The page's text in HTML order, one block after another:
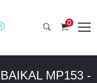
0
MP153 -